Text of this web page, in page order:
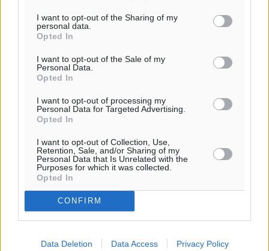
I want to opt-out of the Sharing of my
personal data.
Opted In
I want to opt-out of the Sale of my
Personal Data.
Opted In
I want to opt-out of processing my
Personal Data for Targeted Advertising.
Opted In
I want to opt-out of Collection, Use,
Retention, Sale, and/or Sharing of my
Personal Data that Is Unrelated with the
Purposes for which it was collected.
Opted In
CONFIRM
Data Deletion Data Access Privacy Policy
27.02.25, 13:10